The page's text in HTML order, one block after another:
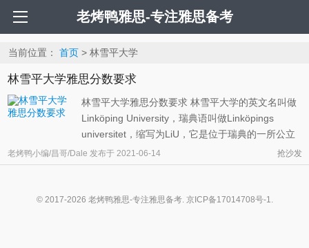
老烤鸭雅思-专注雅思备考
当前位置： 首页> 林雪平大学
林雪平大学雅思分数要求
林雪平大学雅思分数要求 林雪平大学的英文名叫做
Linköping University，瑞典语叫做Linköpings
universitet，缩写为LiU，它是位于瑞典的一所公立
综合性高等学府。LiU创立于1975年，目前在校人博
士生人数大约一千三百多位，教师三千多位。 值得
居世界五百强，在2020QS世界大 ...
老烤鸭小编/昌哥/Dale 发布于 2021-06-14 抢沙发
© 2017-2026 老烤鸭雅思-专注雅思备考. 京ICP备17014708号-1.